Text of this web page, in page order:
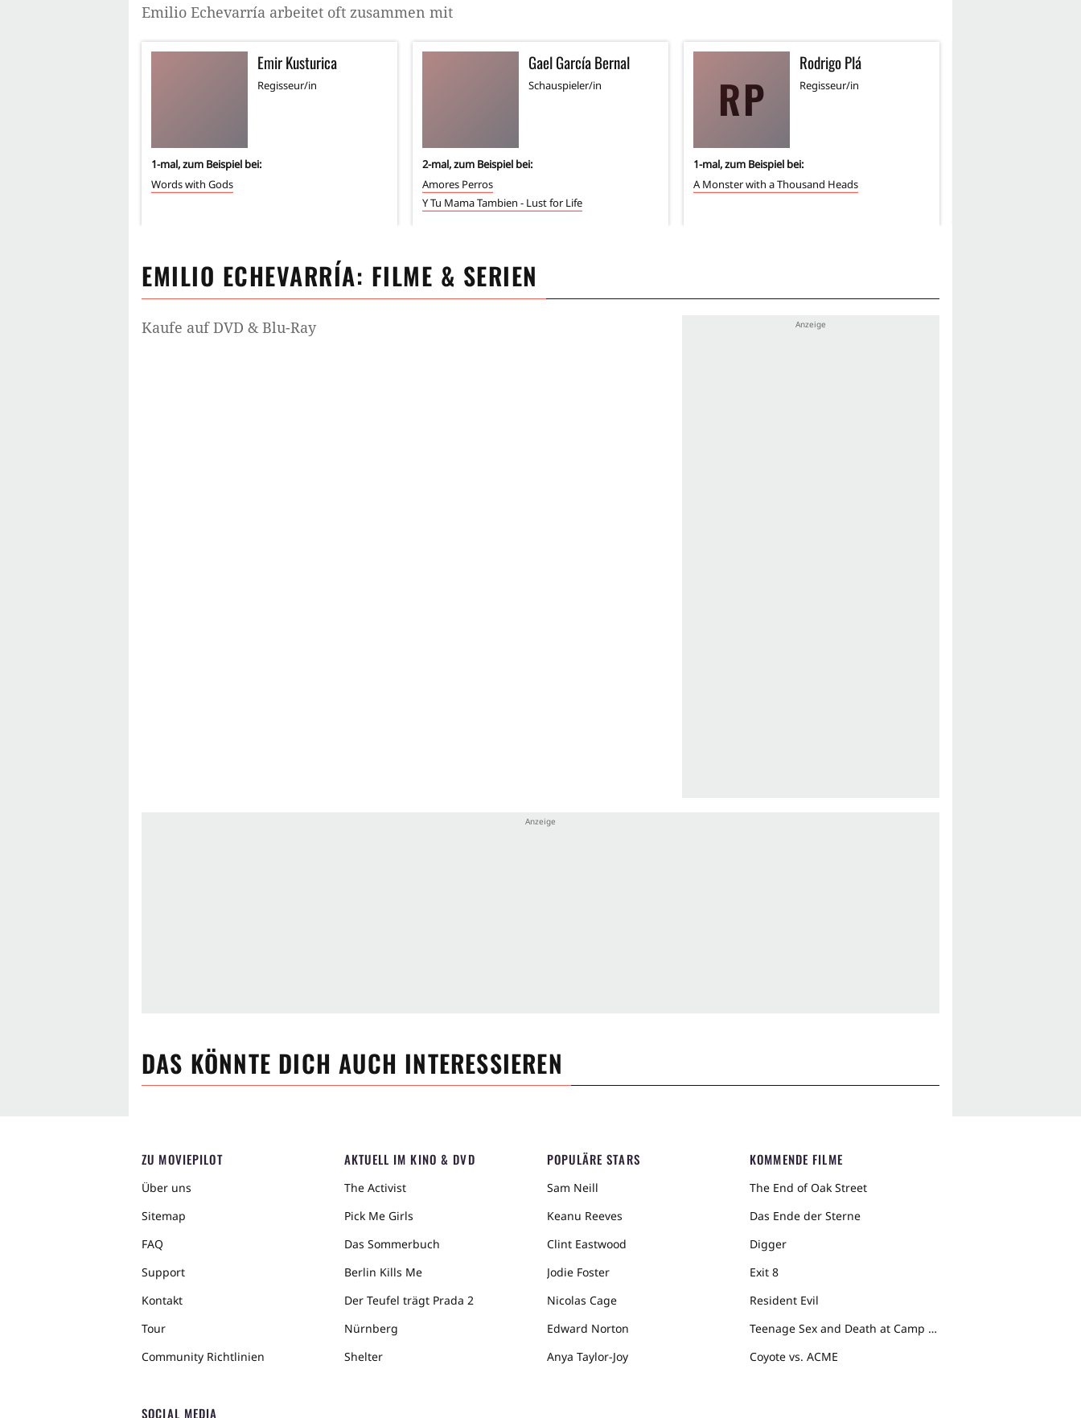
Emilio Echevarría arbeitet oft zusammen mit
Emir Kusturica
Regisseur/in
1-mal, zum Beispiel bei:
Words with Gods
Gael García Bernal
Schauspieler/in
2-mal, zum Beispiel bei:
Amores Perros
Y Tu Mama Tambien - Lust for Life
RP
Rodrigo Plá
Regisseur/in
1-mal, zum Beispiel bei:
A Monster with a Thousand Heads
EMILIO ECHEVARRÍA: FILME & SERIEN
Kaufe auf DVD & Blu-Ray
DAS KÖNNTE DICH AUCH INTERESSIEREN
ZU MOVIEPILOT
Über uns
Sitemap
FAQ
Support
Kontakt
Tour
Community Richtlinien
AKTUELL IM KINO & DVD
The Activist
Pick Me Girls
Das Sommerbuch
Berlin Kills Me
Der Teufel trägt Prada 2
Nürnberg
Shelter
POPULÄRE STARS
Sam Neill
Keanu Reeves
Clint Eastwood
Jodie Foster
Nicolas Cage
Edward Norton
Anya Taylor-Joy
KOMMENDE FILME
The End of Oak Street
Das Ende der Sterne
Digger
Exit 8
Resident Evil
Teenage Sex and Death at Camp Miasma
Coyote vs. ACME
SOCIAL MEDIA